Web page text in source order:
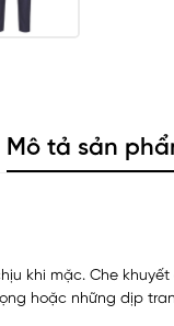
Mô tả sản
khi mặc. Che
hoặc những dịp